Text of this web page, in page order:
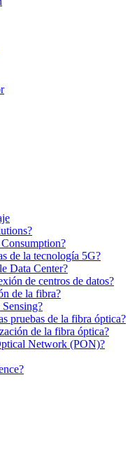
de la tecnología 5G?
Data Center?
de centros de datos?
de la fibra?
pruebas de la fibra óptica?
de la fibra óptica?
Network (PON)?